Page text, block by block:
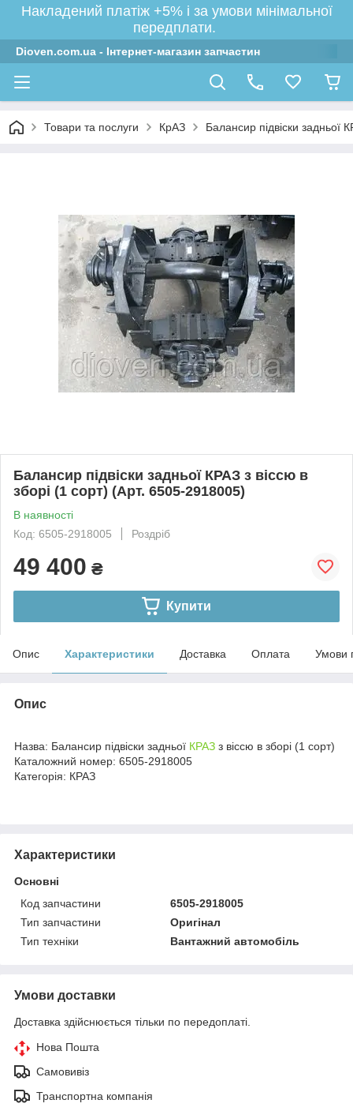
Накладений платіж +5% і за умови мінімальної
передплати.
Dioven.com.ua - Інтернет-магазин запчастин
Товари та послуги КрАЗ Балансир підвіски задньої
Балансир підвіски задньої КРАЗ з віссю в
зборі (1 сорт) (Арт. 6505-2918005)
В наявності
Код: 6505-2918005
Роздріб
49 400 ₴
Купити
Опис Характеристики Доставка Оплата Умови
Опис
Назва: Балансир підвіски задньої КРАЗ з віссю в зборі (1 сорт)
Каталожний номер: 6505-2918005
Категорія: КРАЗ
Характеристики
Основні
Код запчастини
6505-2918005
Тип запчастини
Оригінал
Тип техніки
Вантажний автомобіль
Умови доставки
Доставка здійснюється тільки по передоплаті.
Нова Пошта
Самовивіз
Транспортна компанія